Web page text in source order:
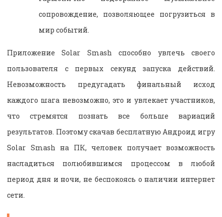
сопровождение, позволяющее погрузиться в
мир событий.
Приложение Solar Smash способно увлечь своего
пользователя с первых секунд запуска действий.
Невозможность предугадать финальный исход
каждого шага невозможно, это и увлекает участников,
что стремятся познать все больше вариаций
результатов. Поэтому скачав бесплатную Андроид игру
Solar Smash на ПК, человек получает возможность
насладиться полюбившимся процессом в любой
период дня и ночи, не беспокоясь о наличии интернет
сети.